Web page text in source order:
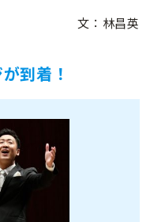
文：林昌英
到着！